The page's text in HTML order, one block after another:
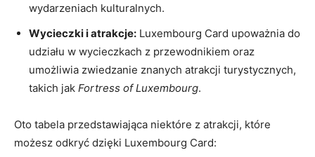
wydarzeniach kulturalnych.
Wycieczki‍ i atrakcje: Luxembourg Card upoważnia do
udziału w wycieczkach z przewodnikiem oraz
umożliwia⁤ zwiedzanie znanych ‍atrakcji turystycznych,
⁣takich jak Fortress of Luxembourg.
Oto​ tabela przedstawiająca niektóre z atrakcji, które
możesz odkryć ⁢dzięki Luxembourg Card: